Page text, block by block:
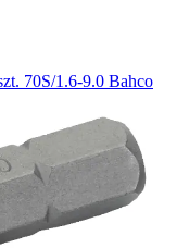
70S/1.6-9.0 Bahco